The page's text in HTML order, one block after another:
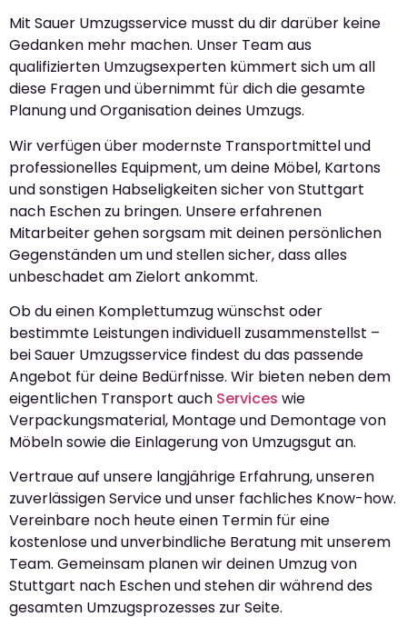
Mit Sauer Umzugsservice musst du dir darüber keine
Gedanken mehr machen. Unser Team aus
qualifizierten Umzugsexperten kümmert sich um all
diese Fragen und übernimmt für dich die gesamte
Planung und Organisation deines Umzugs.
Wir verfügen über modernste Transportmittel und
professionelles Equipment, um deine Möbel, Kartons
und sonstigen Habseligkeiten sicher von Stuttgart
nach Eschen zu bringen. Unsere erfahrenen
Mitarbeiter gehen sorgsam mit deinen persönlichen
Gegenständen um und stellen sicher, dass alles
unbeschadet am Zielort ankommt.
Ob du einen Komplettumzug wünschst oder
bestimmte Leistungen individuell zusammenstellst –
bei Sauer Umzugsservice findest du das passende
Angebot für deine Bedürfnisse. Wir bieten neben dem
eigentlichen Transport auch Services wie
Verpackungsmaterial, Montage und Demontage von
Möbeln sowie die Einlagerung von Umzugsgut an.
Vertraue auf unsere langjährige Erfahrung, unseren
zuverlässigen Service und unser fachliches Know-how.
Vereinbare noch heute einen Termin für eine
kostenlose und unverbindliche Beratung mit unserem
Team. Gemeinsam planen wir deinen Umzug von
Stuttgart nach Eschen und stehen dir während des
gesamten Umzugsprozesses zur Seite.